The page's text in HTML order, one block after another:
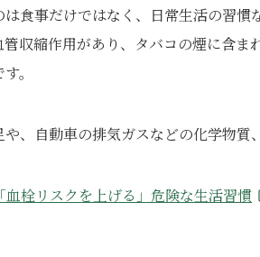
食事だけではなく、日常生活の習
管収縮作用があり、タバコの煙に含
。
、自動車の排気ガスなどの化学物質
栓リスクを上げる」危険な生活習慣